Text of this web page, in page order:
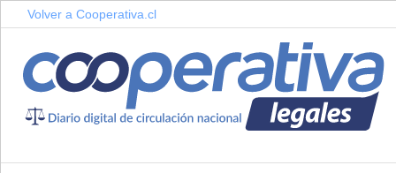
Volver a Cooperativa.cl